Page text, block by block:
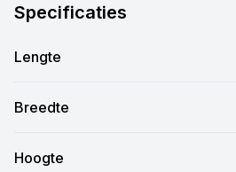
Specificaties
Lengte
Breedte
Hoogte